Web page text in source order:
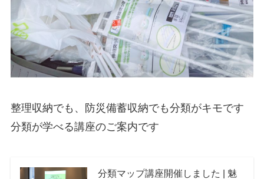
整理収納でも、防災備蓄収納でも分類がキモです
分類が学べる講座のご案内です
分類マップ講座開催しました | 魅